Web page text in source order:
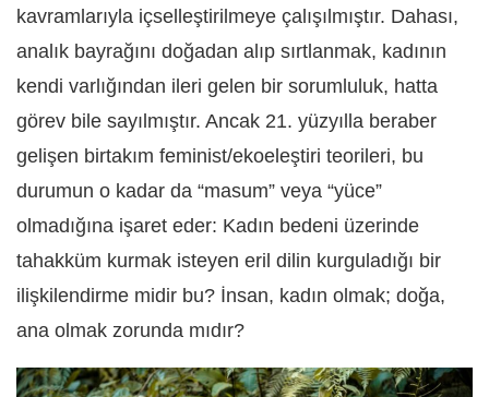
kavramlarıyla içselleştirilmeye çalışılmıştır. Dahası,
analık bayrağını doğadan alıp sırtlanmak, kadının
kendi varlığından ileri gelen bir sorumluluk, hatta
görev bile sayılmıştır. Ancak 21. yüzyılla beraber
gelişen birtakım feminist/ekoeleştiri teorileri, bu
durumun o kadar da “masum” veya “yüce”
olmadığına işaret eder: Kadın bedeni üzerinde
tahakküm kurmak isteyen eril dilin kurguladığı bir
ilişkilendirme midir bu? İnsan, kadın olmak; doğa,
ana olmak zorunda mıdır?